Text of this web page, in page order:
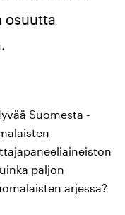
osuutta
Suomesta -
paljon
arjessa?